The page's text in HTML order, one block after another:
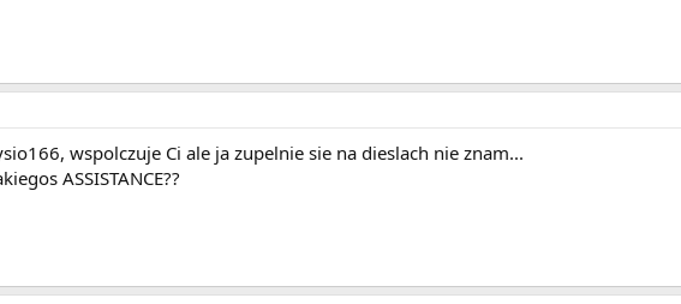
wspolczuje Ci ale ja zupelnie sie na dieslach nie znam...
ASSISTANCE??